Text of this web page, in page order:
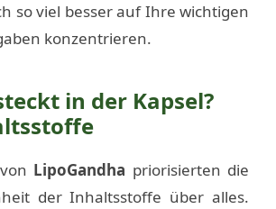
so viel besser auf Ihre wichtigen
konzentrieren.
in der Kapsel?
LipoGandha priorisierten die
der Inhaltsstoffe über alles.